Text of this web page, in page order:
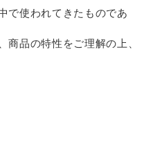
で使われてきたものであ
品の特性をご理解の上、